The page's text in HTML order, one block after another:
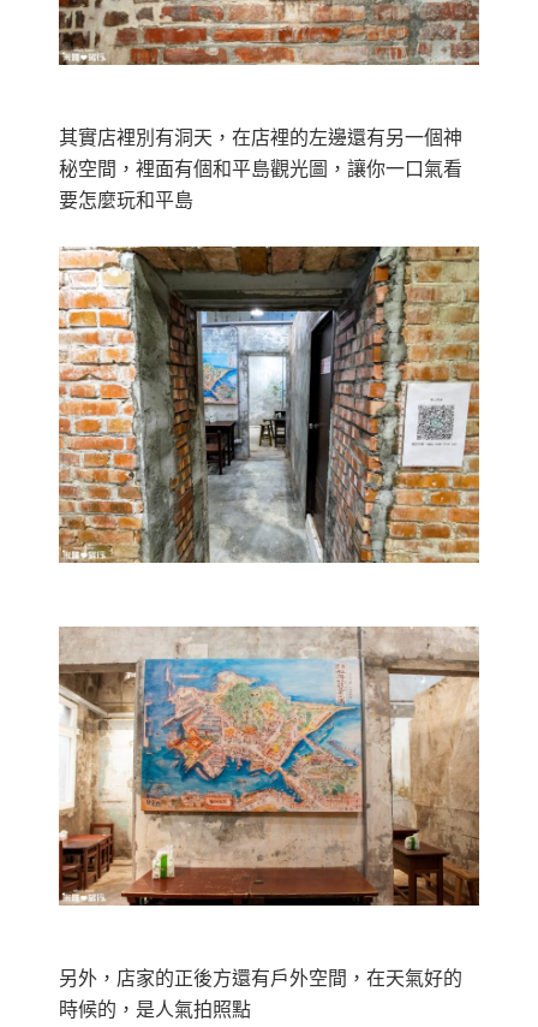
其實店裡別有洞天，在店裡的左邊還有另一個神
秘空間，裡面有個和平島觀光圖，讓你一口氣看
要怎麼玩和平島
另外，店家的正後方還有戶外空間，在天氣好的
時候的，是人氣拍照點